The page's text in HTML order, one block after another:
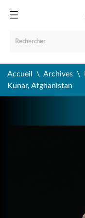
Accueil Archives
Kunar, Afghanistan